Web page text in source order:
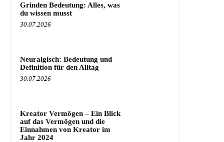
Grinden Bedeutung: Alles, was
du wissen musst
30.07.2026
Neuralgisch: Bedeutung und
Definition für den Alltag
30.07.2026
Kreator Vermögen – Ein Blick
auf das Vermögen und die
Einnahmen von Kreator im
Jahr 2024